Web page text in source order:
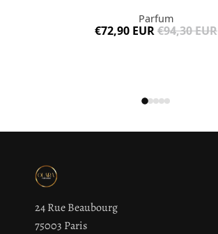
Parfum
€72,90 EUR€94,30 EUR
24 Rue Beaubourg
75003 Paris